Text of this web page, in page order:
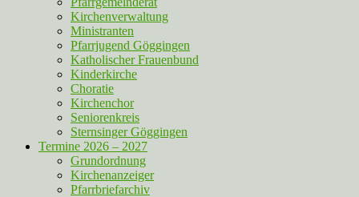
Kirchenverwaltung
Ministranten
Pfarrjugend Göggingen
Katholischer Frauenbund
Kinderkirche
Choratie
Kirchenchor
Seniorenkreis
Sternsinger Göggingen
Termine 2026 – 2027
Grundordnung
Kirchenanzeiger
Pfarrbriefarchiv